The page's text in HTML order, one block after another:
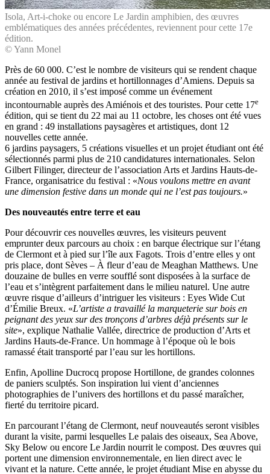
Isola, Art-i-choke ou encore Le Jardin amphibien, des œuvres
emblématiques des années précédentes, reviennent pour cette 17e
édition.
© Yann Monel
Près de 60 000. C’est le nombre de visiteurs qui se rendent chaque
année au festival de jardins et hortillonnages d’Amiens. Depuis sa
création en 2010, il s’est imposé comme un événement
incontournable auprès des Amiénois et des touristes. Pour cette 17e
édition, qui se tient du 22 mai au 11 octobre, les choses ont été vues
en grand : 49 installations paysagères et artistiques, dont 12
nouvelles cette année.
6 jardins paysagers, 5 créations visuelles et un projet étudiant ont été
sélectionnés parmi plus de 210 candidatures internationales. Selon
Gilbert Filinger, directeur de l’association Arts et Jardins Hauts-de-
France, organisatrice du festival : «Nous voulons mettre en avant
une dimension festive dans un monde qui ne l’est pas toujours.»
Des nouveautés entre terre et eau
Pour découvrir ces nouvelles œuvres, les visiteurs peuvent
emprunter deux parcours au choix : en barque électrique sur l’étang
de Clermont et à pied sur l’île aux Fagots. Trois d’entre elles y ont
pris place, dont Sèves – À fleur d’eau de Meaghan Matthews. Une
douzaine de bulles en verre soufflé sont disposées à la surface de
l’eau et s’intègrent parfaitement dans le milieu naturel. Une autre
œuvre risque d’ailleurs d’intriguer les visiteurs : Eyes Wide Cut
d’Émilie Breux. «L’artiste a travaillé la marqueterie sur bois en
peignant des yeux sur des tronçons d’arbres déjà présents sur le
site», explique Nathalie Vallée, directrice de production d’Arts et
Jardins Hauts-de-France. Un hommage à l’époque où le bois
ramassé était transporté par l’eau sur les hortillons.
Enfin, Apolline Ducrocq propose Hortillone, de grandes colonnes
de paniers sculptés. Son inspiration lui vient d’anciennes
photographies de l’univers des hortillons et du passé maraîcher,
fierté du territoire picard.
En parcourant l’étang de Clermont, neuf nouveautés seront visibles
durant la visite, parmi lesquelles Le palais des oiseaux, Sea Above,
Sky Below ou encore Le Jardin nourrit le compost. Des œuvres qui
portent une dimension environnementale, en lien direct avec le
vivant et la nature. Cette année, le projet étudiant Mise en abysse du